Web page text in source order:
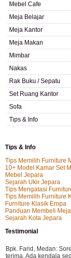
Mebel Cafe
Meja Belajar
Meja Kantor
Meja Makan
Mimbar
Nakas
Rak Buku / Sepatu
Set Ruang Kantor
Sofa
Tips & Info
Tips & Info
Tips Memilih Furniture
10+ Model Kamar Set
Mebel Jepara
Sejarah Ukir Jepara
Tips Mengatasi
Tips Memilih Furniture
Furniture Klasik Eropa
Panduan Membeli
Sejarah Kota Jepara
Testimonial
Bpk. Farid, Medan:
terima. Ada kendala